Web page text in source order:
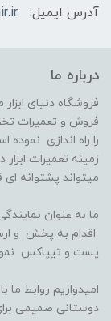
آدرس ایمیل:
درباره ما
را راه اندازی
زمینه تعمیرات
میتواند پشتوانه
ما به عنوان
اقدام به پخش و
پست و تیپاکس
امیدواریم روابط ما
دوستانی صمیمی